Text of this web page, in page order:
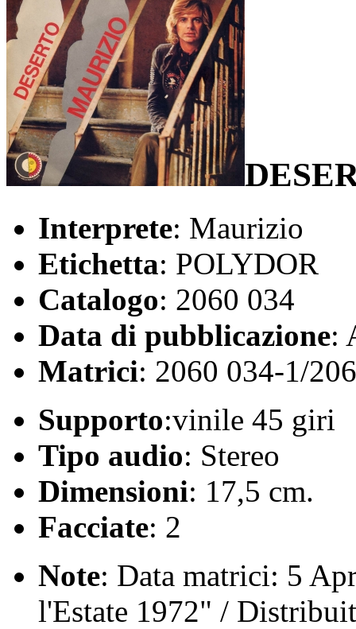
Interprete: Maurizio
Etichetta: POLYDOR
Catalogo: 2060 034
Data di pubblicazione:
Matrici: 2060 034-1/
Supporto:vinile 45 giri
Tipo audio: Stereo
Dimensioni: 17,5 cm.
Facciate: 2
Note: Data matrici: 5
l'Estate 1972" /